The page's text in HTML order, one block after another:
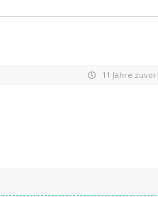
11 Jahre zuvor